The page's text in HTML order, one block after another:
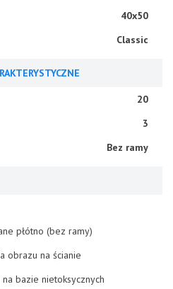
40x50
Classic
20
3
Bez ramy
płótno (bez ramy)
obrazu na ścianie
bazie nietoksycznych